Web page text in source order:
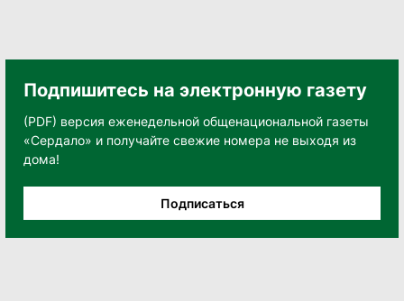
Подпишитесь на электронную газету
(PDF) версия еженедельной общенациональной газеты
«Сердало» и получайте свежие номера не выходя из
дома!
Подписаться